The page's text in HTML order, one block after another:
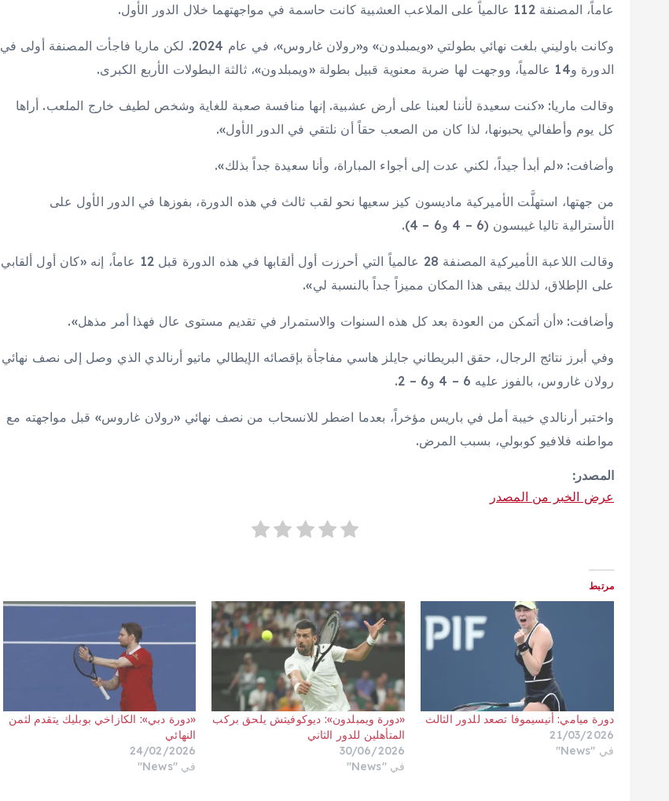
عاماً، المصنفة 112 عالمياً على الملاعب العشبية كانت حاسمة في مواجهتهما خلال الدور الأول.
وكانت باوليني بلغت نهائي بطولتي «ويمبلدون» و«رولان غاروس»، في عام 2024. لكن ماريا فاجأت المصنفة أولى في
الدورة و14 عالمياً، ووجهت لها ضربة معنوية قبيل بطولة «ويمبلدون»، ثالثة البطولات الأربع الكبرى.
وقالت ماريا: «كنت سعيدة لأننا لعبنا على أرض عشبية. إنها منافسة صعبة للغاية وشخص لطيف خارج الملعب. أراها
كل يوم وأطفالي يحبونها، لذا كان من الصعب حقاً أن نلتقي في الدور الأول».
وأضافت: «لم أبدأ جيداً، لكني عدت إلى أجواء المباراة، وأنا سعيدة جداً بذلك».
من جهتها، استهلَّت الأميركية ماديسون كيز سعيها نحو لقب ثالث في هذه الدورة، بفوزها في الدور الأول على
الأسترالية تاليا غيبسون (6 – 4 و6 – 4).
وقالت اللاعبة الأميركية المصنفة 28 عالمياً التي أحرزت أول ألقابها في هذه الدورة قبل 12 عاماً، إنه «كان أول ألقابي
على الإطلاق، لذلك يبقى هذا المكان مميزاً جداً بالنسبة لي».
وأضافت: «أن أتمكن من العودة بعد كل هذه السنوات والاستمرار في تقديم مستوى عال فهذا أمر مذهل».
وفي أبرز نتائج الرجال، حقق البريطاني جايلز هاسي مفاجأة بإقصائه الإيطالي ماتيو أرنالدي الذي وصل إلى نصف نهائي
رولان غاروس، بالفوز عليه 6 – 4 و6 – 2.
واختبر أرنالدي خيبة أمل في باريس مؤخراً، بعدما اضطر للانسحاب من نصف نهائي «رولان غاروس» قبل مواجهته مع
مواطنه فلافيو كوبولي، بسبب المرض.
المصدر:
عرض الخبر من المصدر
مرتبط
دورة ميامي: أنيسيموفا تصعد للدور الثالث
21/03/2026
في "News"
«دورة ويمبلدون»: ديوكوفيتش يلحق بركب
المتأهلين للدور الثاني
30/06/2026
في "News"
«دورة دبي»: الكازاخي بوبليك يتقدم لثمن
النهائي
24/02/2026
في "News"